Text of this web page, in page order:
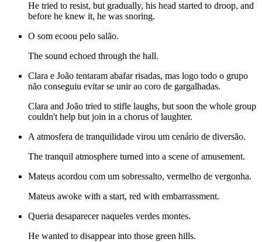
He tried to resist, but gradually, his head started to droop, and
before he knew it, he was snoring.
O som ecoou pelo salão.
The sound echoed through the hall.
Clara e João tentaram abafar risadas, mas logo todo o grupo
não conseguiu evitar se unir ao coro de gargalhadas.
Clara and João tried to stifle laughs, but soon the whole group
couldn't help but join in a chorus of laughter.
A atmosfera de tranquilidade virou um cenário de diversão.
The tranquil atmosphere turned into a scene of amusement.
Mateus acordou com um sobressalto, vermelho de vergonha.
Mateus awoke with a start, red with embarrassment.
Queria desaparecer naqueles verdes montes.
He wanted to disappear into those green hills.